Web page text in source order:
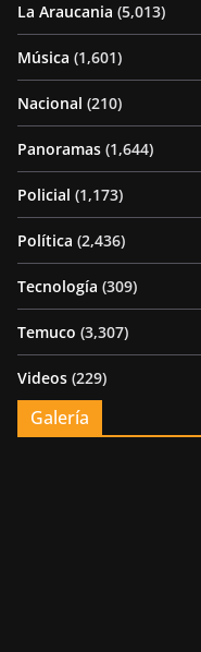
La Araucania (5,013)
Música (1,601)
Nacional (210)
Panoramas (1,644)
Policial (1,173)
Política (2,436)
Tecnología (309)
Temuco (3,307)
Videos (229)
Galería